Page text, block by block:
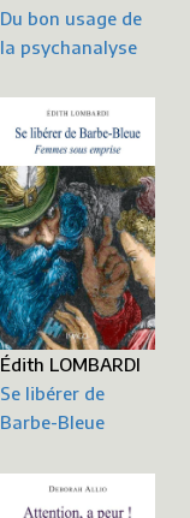
Du bon usage de
la psychanalyse
Édith LOMBARDI
Se libérer de
Barbe-Bleue